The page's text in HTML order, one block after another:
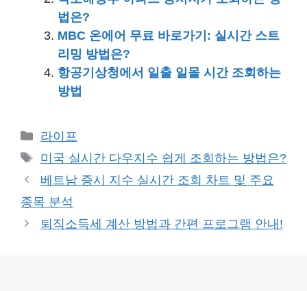
법은?
MBC 온에어 무료 바로가기: 실시간 스트
리밍 방법은?
항공기상청에서 일출 일몰 시간 조회하는
방법
카
테
리
라이프
태
그
미국 실시간 다우지수 쉽게 조회하는 방법은?
베트남 증시 지수 실시간 조회 차트 및 주요
종목 분석
퇴직소득세 계산 방법과 간편 프로그램 안내!